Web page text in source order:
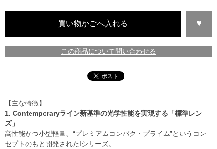
この商品について問い合わせる
【主な特徴】
1. Contemporaryライン新基準の光学性能を実現する「標準レン
ズ」
高性能かつ小型軽量、“プレミアムコンパクトプライム”というコン
セプトのもと開発されたIシリーズ。